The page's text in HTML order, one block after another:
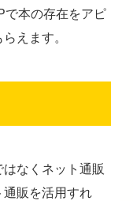
で本の存在をアピ
えます。
なくネット通販
販を活用すれ